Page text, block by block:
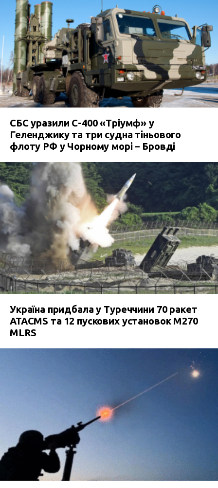
СБС уразили С-400 «Тріумф» у
Геленджику та три судна тіньового
флоту РФ у Чорному морі – Бровді
Україна придбала у Туреччини 70 ракет
ATACMS та 12 пускових установок M270
MLRS